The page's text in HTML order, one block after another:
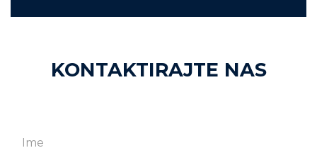
KONTAKTIRAJTE NAS